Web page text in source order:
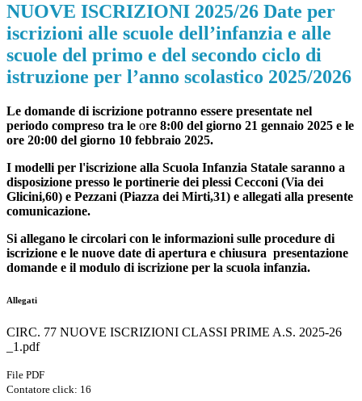
NUOVE ISCRIZIONI 2025/26 Date per
iscrizioni alle scuole dell’infanzia e alle
scuole del primo e del secondo ciclo di
istruzione per l’anno scolastico 2025/2026
Le domande di iscrizione potranno essere presentate nel
periodo compreso tra le ore 8:00 del giorno 21 gennaio 2025 e le
ore 20:00 del giorno 10 febbraio 2025.
I modelli per l'iscrizione alla Scuola Infanzia Statale saranno a
disposizione presso le portinerie dei plessi Cecconi (Via dei
Glicini,60) e Pezzani (Piazza dei Mirti,31) e allegati alla presente
comunicazione.
Si allegano le circolari con le informazioni sulle procedure di
iscrizione e le nuove date di apertura e chiusura presentazione
domande e il modulo di iscrizione per la scuola infanzia.
Allegati
CIRC. 77 NUOVE ISCRIZIONI CLASSI PRIME A.S. 2025-26
_1.pdf
File PDF
Contatore click: 16